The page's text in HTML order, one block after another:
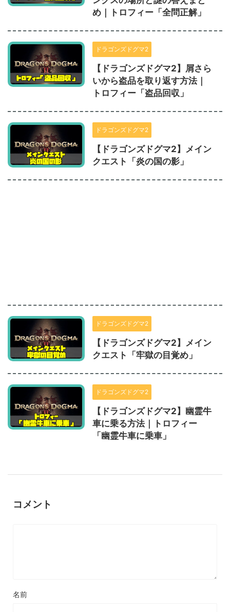
め｜トロフィー「全問正解」
ドラゴンズドグマ2
【ドラゴンズドグマ2】屑さら
いから盗品を取り返す方法｜
トロフィー「盗品回収」
ドラゴンズドグマ2
【ドラゴンズドグマ2】メイン
クエスト「炎の国の影」
ドラゴンズドグマ2
【ドラゴンズドグマ2】メイン
クエスト「牢獄の目覚め」
ドラゴンズドグマ2
【ドラゴンズドグマ2】幽霊牛
車に乗る方法｜トロフィー
「幽霊牛車に乗車」
コメント
名前